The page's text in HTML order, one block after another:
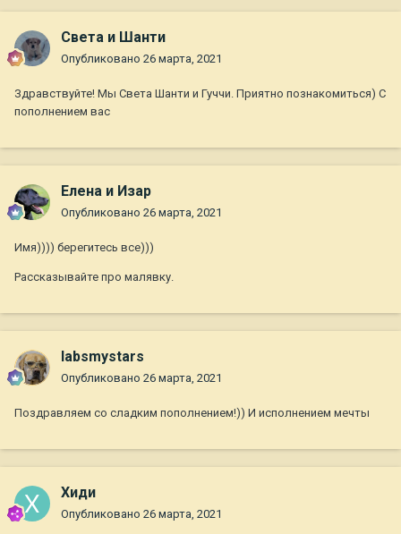
Света и Шанти
Опубликовано 26 марта, 2021
Здравствуйте! Мы Света Шанти и Гуччи. Приятно познакомиться) С
пополнением вас
Елена и Изар
Опубликовано 26 марта, 2021
Имя)))) берегитесь все)))
Рассказывайте про малявку.
labsmystars
Опубликовано 26 марта, 2021
Поздравляем со сладким пополнением!)) И исполнением мечты
Хиди
Опубликовано 26 марта, 2021